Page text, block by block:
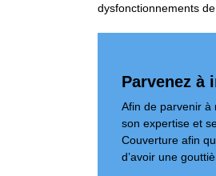
dysfonctionnements
Parvenez à
Afin de parvenir à
son expertise et
Couverture afin
d’avoir une